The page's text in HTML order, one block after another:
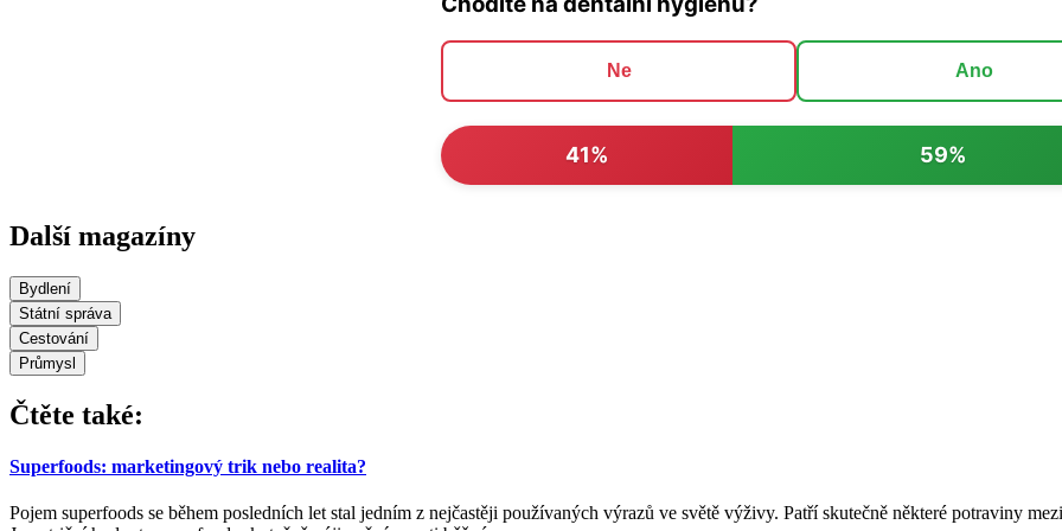
Ne Ano
41% 59%
Další magazíny
Bydlení
Státní správa
Cestování
Průmysl
Čtěte také:
Superfoods: marketingový trik nebo realita?
Pojem superfoods se během posledních let stal jedním z nejčastěji používaných výrazů ve světě výživy. Patří skutečně některé potraviny